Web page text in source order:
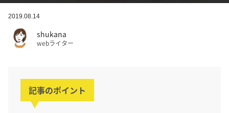
2019.08.14
shukana
webライター
記事のポイント